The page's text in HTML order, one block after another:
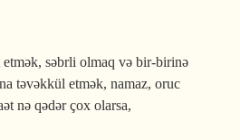
etmək, səbrli olmaq və bir-birinə
təvəkkül etmək, namaz, oruc
nə qədər çox olarsa,